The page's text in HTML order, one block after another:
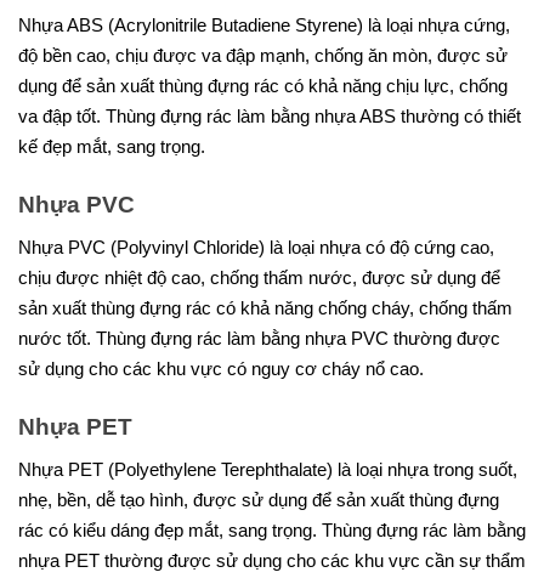
Nhựa ABS (Acrylonitrile Butadiene Styrene) là loại nhựa cứng,
độ bền cao, chịu được va đập mạnh, chống ăn mòn, được sử
dụng để sản xuất thùng đựng rác có khả năng chịu lực, chống
va đập tốt. Thùng đựng rác làm bằng nhựa ABS thường có thiết
kế đẹp mắt, sang trọng.
Nhựa PVC
Nhựa PVC (Polyvinyl Chloride) là loại nhựa có độ cứng cao,
chịu được nhiệt độ cao, chống thấm nước, được sử dụng để
sản xuất thùng đựng rác có khả năng chống cháy, chống thấm
nước tốt. Thùng đựng rác làm bằng nhựa PVC thường được
sử dụng cho các khu vực có nguy cơ cháy nổ cao.
Nhựa PET
Nhựa PET (Polyethylene Terephthalate) là loại nhựa trong suốt,
nhẹ, bền, dễ tạo hình, được sử dụng để sản xuất thùng đựng
rác có kiểu dáng đẹp mắt, sang trọng. Thùng đựng rác làm bằng
nhựa PET thường được sử dụng cho các khu vực cần sự thẩm